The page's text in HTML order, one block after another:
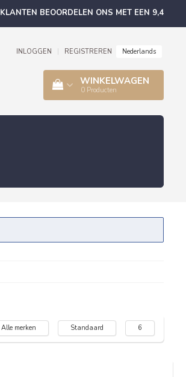
KLANTEN BEOORDELEN ONS MET EEN 9,4
INLOGGEN REGISTREREN Nederlands
WINKELWAGEN
0 Producten
Alle merken Standaard 6